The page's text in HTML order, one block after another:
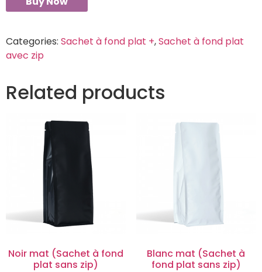
Categories: Sachet à fond plat +,Sachet à fond plat
avec zip
Related products
Noir mat (Sachet à fond
plat sans zip)
Blanc mat (Sachet à
fond plat sans zip)